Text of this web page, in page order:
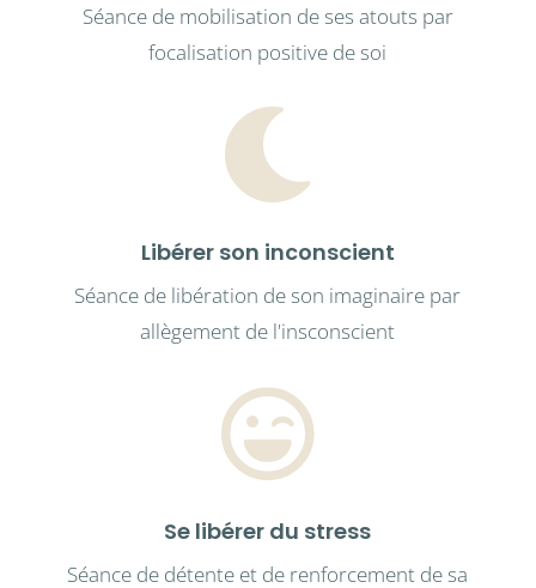
Séance de mobilisation de ses atouts par
focalisation positive de soi

Libérer son inconscient
Séance de libération de son imaginaire par
allègement de l'insconscient

Se libérer du stress
Séance de détente et de renforcement de sa